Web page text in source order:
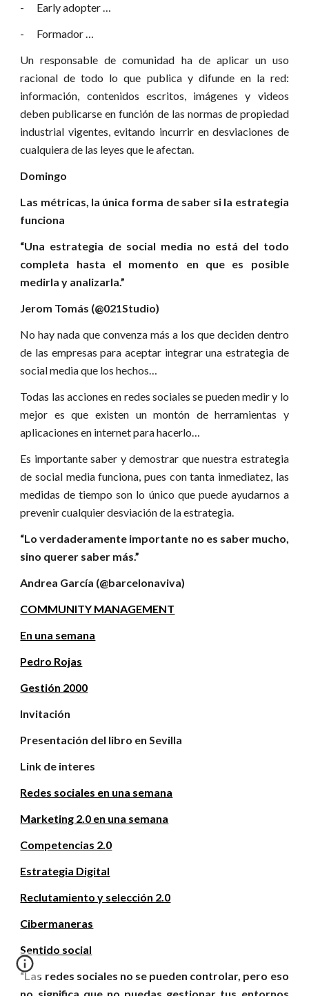
- Early adopter …
- Formador …
Un responsable de comunidad ha de aplicar un uso
racional de todo lo que publica y difunde en la red:
información, contenidos escritos, imágenes y videos
deben publicarse en función de las normas de propiedad
industrial vigentes, evitando incurrir en desviaciones de
cualquiera de las leyes que le afectan.
Domingo
Las métricas, la única forma de saber si la estrategia
funciona
“Una estrategia de social media no está del todo
completa hasta el momento en que es posible
medirla y analizarla.”
Jerom Tomás (@021Studio)
No hay nada que convenza más a los que deciden dentro
de las empresas para aceptar integrar una estrategia de
social media que los hechos…
Todas las acciones en redes sociales se pueden medir y lo
mejor es que existen un montón de herramientas y
aplicaciones en internet para hacerlo…
Es importante saber y demostrar que nuestra estrategia
de social media funciona, pues con tanta inmediatez, las
medidas de tiempo son lo único que puede ayudarnos a
prevenir cualquier desviación de la estrategia.
“Lo verdaderamente importante no es saber mucho,
sino querer saber más.”
Andrea García (@barcelonaviva)
COMMUNITY MANAGEMENT
En una semana
Pedro Rojas
Gestión 2000
Invitación
Presentación del libro en Sevilla
Link de interes
Redes sociales en una semana
Marketing 2.0 en una semana
Competencias 2.0
Estrategia Digital
Reclutamiento y selección 2.0
Cibermaneras
Sentido social
“Las redes sociales no se pueden controlar, pero eso